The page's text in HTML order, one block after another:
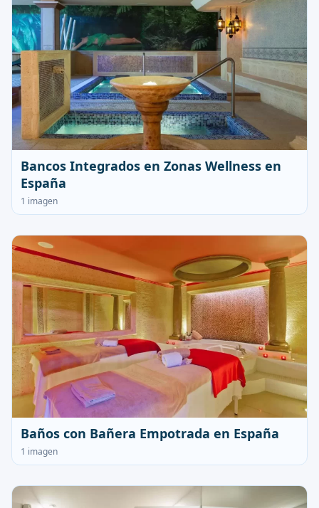
Bancos Integrados en Zonas Wellness en
España
1 imagen
Baños con Bañera Empotrada en España
1 imagen